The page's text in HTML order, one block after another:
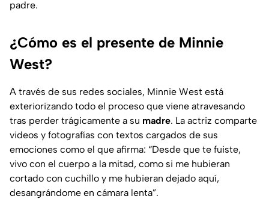
padre.
¿Cómo es el presente de Minnie
West?
A través de sus redes sociales, Minnie West está
exteriorizando todo el proceso que viene atravesando
tras perder trágicamente a su madre. La actriz comparte
videos y fotografías con textos cargados de sus
emociones como el que afirma: “Desde que te fuiste,
vivo con el cuerpo a la mitad, como si me hubieran
cortado con cuchillo y me hubieran dejado aquí,
desangrándome en cámara lenta”.